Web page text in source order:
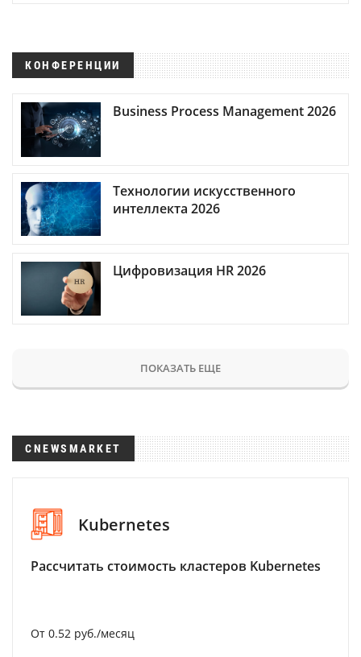
КОНФЕРЕНЦИИ
Business Process Management 2026
Технологии искусственного
интеллекта 2026
Цифровизация HR 2026
ПОКАЗАТЬ ЕЩЕ
CNEWSMARKET
Kubernetes
Рассчитать стоимость кластеров Kubernetes
От 0.52 руб./месяц